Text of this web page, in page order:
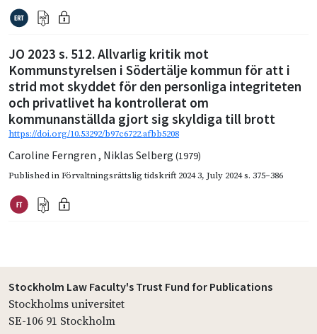
JO 2023 s. 512. Allvarlig kritik mot
Kommunstyrelsen i Södertälje kommun för att i
strid mot skyddet för den personliga integriteten
och privatlivet ha kontrollerat om
kommunanställda gjort sig skyldiga till brott
https://doi.org/10.53292/b97c6722.afbb5208
Caroline Ferngren , Niklas Selberg (1979)
Published inFörvaltningsrättslig tidskrift 2024 3, July 2024s. 375–386
Stockholm Law Faculty's Trust Fund for Publications
Stockholms universitet
SE-106 91 Stockholm